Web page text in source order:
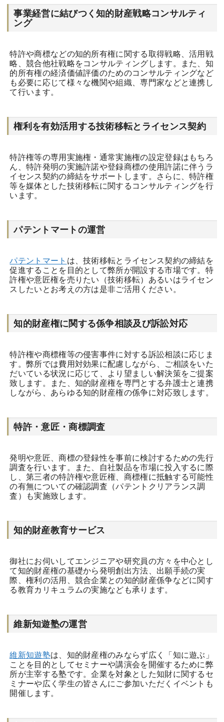
事業経営に結びつく知的財産戦略コンサルティ
ング
特許や商標などの知的所有権に関する取得戦略、活用戦
略、競合他社戦略をコンサルティングします。また、知
的所有権の経済価値評価のためのコンサルティングなど
も必要に応じて様々な機関や組織、専門家などと連携し
て行います。
権利を有効活用する技術移転とライセンス契約
特許権等の専用実施権・通常実施権の設定登録はもちろ
ん、特許発明の実施許諾や登録商標の使用許諾に伴うラ
イセンス契約の締結をサポートします。さらに、特許権
等を媒体とした技術移転に関するコンサルティングを行
います。
パテントマートの運営
パテントマート は、技術移転とライセンス契約の締結を
促進することを目的として弊所が開設する市場です。特
許権や意匠権を売りたい（技術移転）あるいはライセン
スしたいとお考えの方は是非ご活用ください。
知的財産権に関する係争相談及び訴訟対応
特許権や商標権等の侵害事件に対する訴訟相談に応じま
す。弊所では費用対効果に配慮しながら、ご相談をいた
だいている状況に応じて、より望ましい解決策をご提案
致します。また、知的財産権を専門とする弁護士と連携
しながら、あらゆる知的財産権の係争に対応致します。
特許・意匠・商標調査
発明や意匠、商標の登録性を事前に検討するための先行
調査を行います。また、自社製品を市場に投入するに際
し、第三者の特許権や意匠権、商標権に抵触する可能性
の有無についての確認調査（パテントクリアランス調
査）も実施致します。
知的財産教育サービス
御社にお伺いしてエンジニアや研究員の方々を中心とし
て知的財産権の基礎から発明創出方法、出願手続の実
際、権利の活用、競合企業との知的財産係争などに関す
る教育カリキュラムの実施なども承ります。
維新知遊塾の運営
維新知遊塾は、知的財産権のみならず広く「知に遊ぶ」
ことを目的としてセミナーや講演会を開催するために弊
所が主宰する塾です。企業を対象とした知財に関するセ
ミナーや広く学生の皆さんにご参加いただくイベントも
開催します。